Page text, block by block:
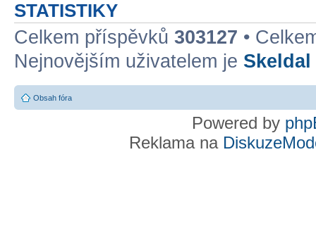
STATISTIKY
Celkem příspěvků 303127 •
Nejnovějším uživatelem je Skeldal
Obsah fóra
Powered by
Reklama na